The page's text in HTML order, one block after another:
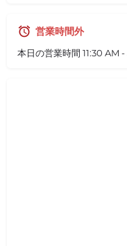
営業時間外
本日の営業時間 11:30 AM